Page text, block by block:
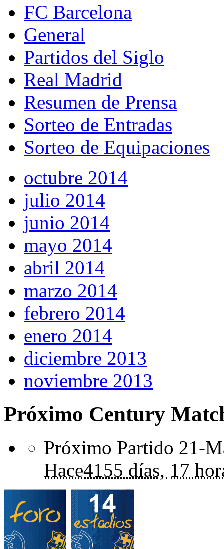
FC Barcelona
General
Partidos del Siglo
Real Madrid
Resumen de Prensa
Sorteo de Entradas
Sorteo de Equipaciones
octubre 2014
julio 2014
junio 2014
mayo 2014
abril 2014
marzo 2014
febrero 2014
enero 2014
diciembre 2013
noviembre 2013
Próximo Century
Próximo Partido 21-
Hace4155 días, 17